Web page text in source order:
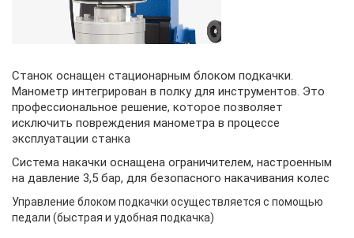
Станок оснащен стационарным блоком подкачки.
Манометр интегрирован в полку для инструментов. Это
профессиональное решение, которое позволяет
исключить повреждения манометра в процессе
эксплуатации станка
Система накачки оснащена ограничителем, настроенным
на давление 3,5 бар, для безопасного накачивания колес
Управление блоком подкачки осуществляется с помощью
педали (быстрая и удобная подкачка)